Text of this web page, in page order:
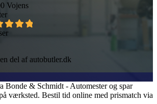
Vojens
del af autobutler.dk
Bonde & Schmidt - Automester og spar
værksted. Bestil tid online med prismatch via